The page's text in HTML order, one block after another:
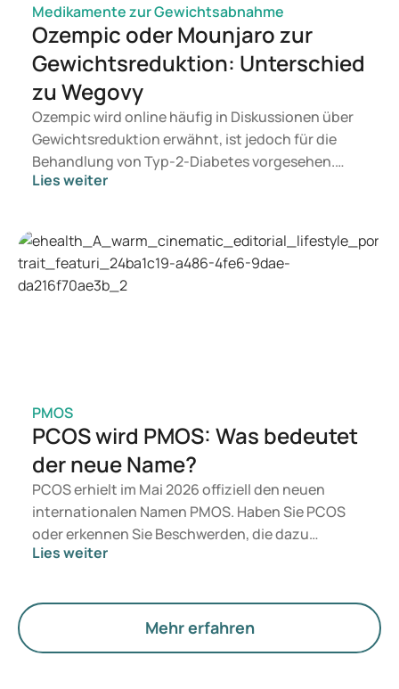
Medikamente zur Gewichtsabnahme
Ozempic oder Mounjaro zur
Gewichtsreduktion: Unterschied
zu Wegovy
Ozempic wird online häufig in Diskussionen über
Gewichtsreduktion erwähnt, ist jedoch für die
Behandlung von Typ-2-Diabetes vorgesehen.
Suchen Sie eine Therapie zur Gewichtskontrolle,
geeignet ist, entscheidet ein Arzt auf Basis Ihrer
gesundheitlichen Verfassung, Ihres BMI und Ihrer
aktuellen Medikation.
Lies weiter
PMOS
PCOS wird PMOS: Was bedeutet
der neue Name?
PCOS erhielt im Mai 2026 offiziell den neuen
internationalen Namen PMOS. Haben Sie PCOS
oder erkennen Sie Beschwerden, die dazu
passen? Medizinisch ändert sich vorerst nichts.
Hormone, den Stoffwechsel und die Funktion der
Lies weiter
Mehr erfahren